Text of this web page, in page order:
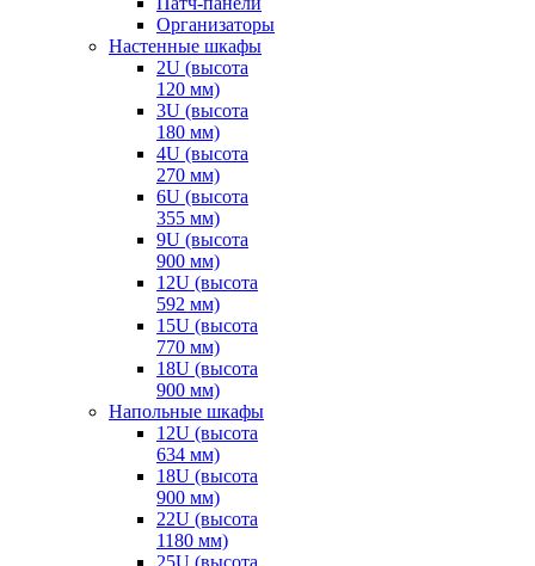
Организаторы
Настенные шкафы
2U (высота
120 мм)
3U (высота
180 мм)
4U (высота
270 мм)
6U (высота
355 мм)
9U (высота
900 мм)
12U (высота
592 мм)
15U (высота
770 мм)
18U (высота
900 мм)
Напольные шкафы
12U (высота
634 мм)
18U (высота
900 мм)
22U (высота
1180 мм)
25U (высота